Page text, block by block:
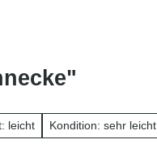
leicht Kondition: sehr leicht